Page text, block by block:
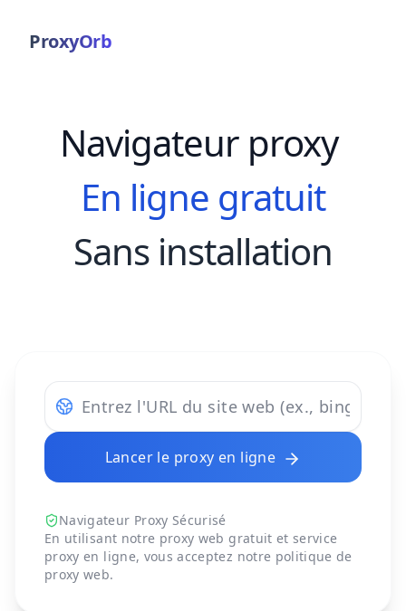
ProxyOrb
Navigateur proxy
En ligne gratuit
Sans installation
Lancer le proxy en ligne
Navigateur Proxy Sécurisé
En utilisant notre proxy web gratuit et service
proxy en ligne, vous acceptez notre politique de
proxy web.